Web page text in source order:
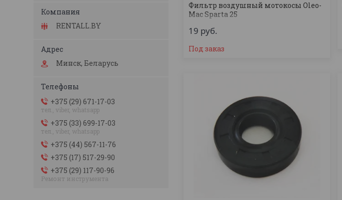
Фильтр воздушный мотокосы Oleo-
Mac Sparta 25
19 руб.
Под заказ
RENTALL.BY
Минск, Беларусь
+375 (29) 671-17-03
тел., viber, whatsapp
+375 (33) 699-17-03
тел., viber, whatsapp
+375 (44) 567-11-76
+375 (17) 517-29-90
+375 (29) 117-90-96
Ремонт инструмента